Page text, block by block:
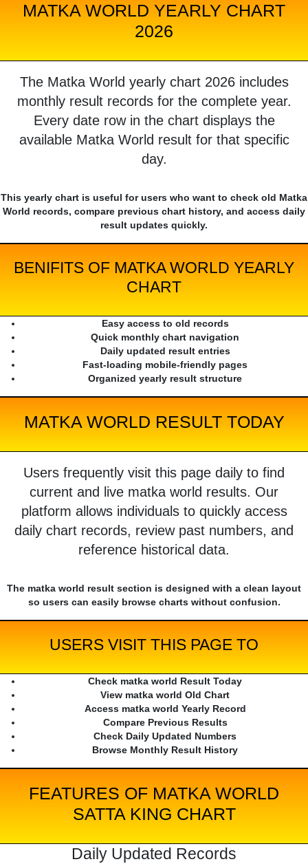
MATKA WORLD YEARLY CHART
2026
The Matka World yearly chart 2026 includes
monthly result records for the complete year.
Every date row in the chart displays the
available Matka World result for that specific
day.
This yearly chart is useful for users who want to check old Matka
World records, compare previous chart history, and access daily
result updates quickly.
BENIFITS OF MATKA WORLD YEARLY
CHART
Easy access to old records
Quick monthly chart navigation
Daily updated result entries
Fast-loading mobile-friendly pages
Organized yearly result structure
MATKA WORLD RESULT TODAY
Users frequently visit this page daily to find
current and live matka world results. Our
platform allows individuals to quickly access
daily chart records, review past numbers, and
reference historical data.
The matka world result section is designed with a clean layout
so users can easily browse charts without confusion.
USERS VISIT THIS PAGE TO
Check matka world Result Today
View matka world Old Chart
Access matka world Yearly Record
Compare Previous Results
Check Daily Updated Numbers
Browse Monthly Result History
FEATURES OF MATKA WORLD
SATTA KING CHART
Daily Updated Records